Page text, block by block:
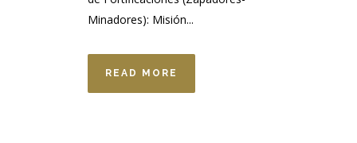
Minadores): Misión...
READ MORE